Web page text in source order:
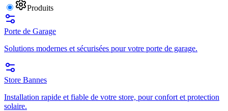
Produits
Porte de Garage
Solutions modernes et sécurisées pour votre porte de garage.
Store Bannes
Installation rapide et fiable de votre store, pour confort et protection
solaire.